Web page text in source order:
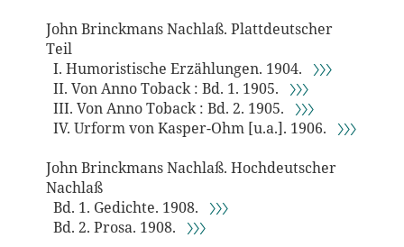
John Brinckmans Nachlaß. Plattdeutscher
Teil
I. Humoristische Erzählungen. 1904. 〉〉〉
II. Von Anno Toback : Bd. 1. 1905. 〉〉〉
III. Von Anno Toback : Bd. 2. 1905. 〉〉〉
IV. Urform von Kasper-Ohm [u.a.]. 1906. 〉〉〉
John Brinckmans Nachlaß. Hochdeutscher
Nachlaß
Bd. 1. Gedichte. 1908. 〉〉〉
Bd. 2. Prosa. 1908. 〉〉〉